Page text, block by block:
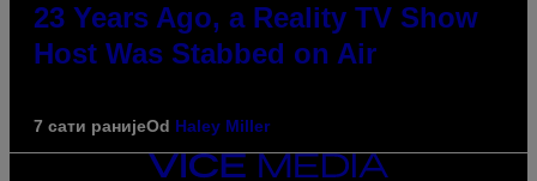
23 Years Ago, a Reality TV Show
Host Was Stabbed on Air
7 сати ранијеOd Haley Miller
VICE